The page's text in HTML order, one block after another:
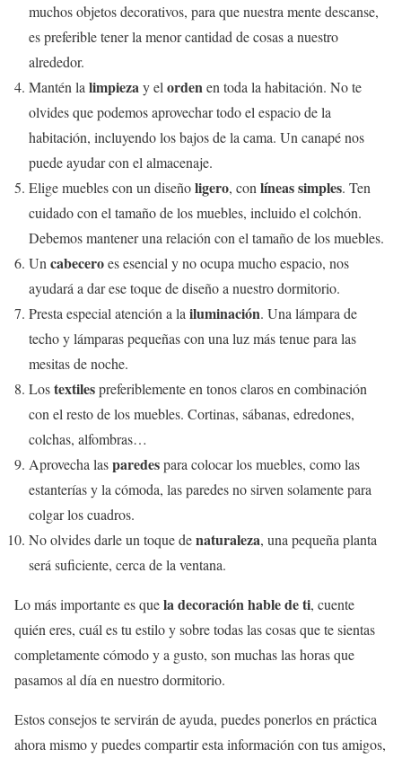
muchos objetos decorativos, para que nuestra mente descanse,
es preferible tener la menor cantidad de cosas a nuestro
alrededor.
Mantén la limpiezay el ordenen toda la habitación. No te
olvides que podemos aprovechar todo el espacio de la
habitación, incluyendo los bajos de la cama. Un canapé nos
puede ayudar con el almacenaje.
Elige muebles con un diseñoligero, con líneas simples. Ten
cuidado con el tamaño de los muebles, incluido el colchón.
Debemos mantener una relación con el tamaño de los muebles.
Un cabeceroes esencial y no ocupa mucho espacio, nos
ayudará a dar ese toque de diseño a nuestro dormitorio.
Presta especial atención a la iluminación. Una lámpara de
techo y lámparas pequeñas con una luz más tenue para las
mesitas de noche.
Lostextilespreferiblemente en tonos claros en combinación
con el resto de los muebles. Cortinas, sábanas, edredones,
colchas, alfombras…
Aprovecha lasparedespara colocar los muebles, como las
estanterías y la cómoda, las paredes no sirven solamente para
colgar los cuadros.
No olvides darle un toque denaturaleza, una pequeña planta
será suficiente, cerca de la ventana.
Lo más importante es quela decoración hable de ti, cuente
quién eres, cuál es tu estilo y sobre todas las cosas que te sientas
completamente cómodo y a gusto, son muchas las horas que
pasamos al día en nuestro dormitorio.
Estos consejos te servirán de ayuda, puedes ponerlos en práctica
ahora mismo y puedes compartir esta información con tus amigos,